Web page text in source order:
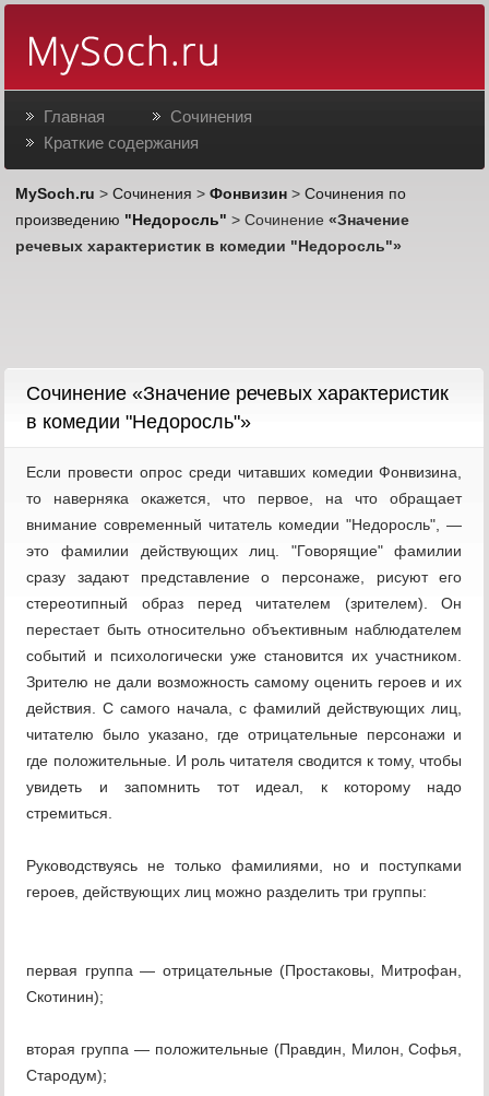
Главная
Сочинения
Краткие содержания
MySoch.ru >Сочинения >Фонвизин >Сочинения по
произведению "Недоросль" > Сочинение«Значение
речевых характеристик в комедии "Недоросль"»
Cочинение «Значение речевых характеристик
в комедии "Недоросль"»
Если провести опрос среди читавших комедии Фонвизина,
то наверняка окажется, что первое, на что обращает
внимание современный читатель комедии "Недоросль", —
это фамилии действующих лиц. "Говорящие" фамилии
сразу задают представление о персонаже, рисуют его
стереотипный образ перед читателем (зрителем). Он
перестает быть относительно объективным наблюдателем
событий и психологически уже становится их участником.
Зрителю не дали возможность самому оценить героев и их
действия. С самого начала, с фамилий действующих лиц,
читателю было указано, где отрицательные персонажи и
где положительные. И роль читателя сводится к тому, чтобы
увидеть и запомнить тот идеал, к которому надо
стремиться.
Руководствуясь не только фамилиями, но и поступками
героев, действующих лиц можно разделить три группы:
первая группа — отрицательные (Простаковы, Митрофан,
Скотинин);
вторая группа — положительные (Правдин, Милон, Софья,
Стародум);